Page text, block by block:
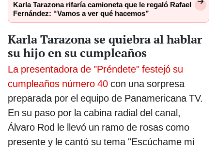
Karla Tarazona rifaría camioneta que le regaló Rafael
Fernández: “Vamos a ver qué hacemos”
Karla Tarazona se quiebra al hablar
su hijo en su cumpleaños
La presentadora de "Préndete" festejó su
cumpleaños número 40 con una sorpresa
preparada por el equipo de Panamericana TV.
En su paso por la cabina radial del canal,
Álvaro Rod le llevó un ramo de rosas como
presente y le cantó su tema "Escúchame mi